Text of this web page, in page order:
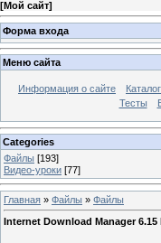
[Мой сайт]
Форма входа
Меню сайта
Информация о сайте
Тесты
Categories
Файлы [193]
Видео-уроки [77]
Главная » Файлы » Файлы
Internet Download Manager